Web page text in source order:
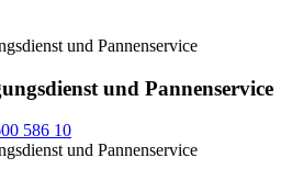
und Pannenservice
586 10